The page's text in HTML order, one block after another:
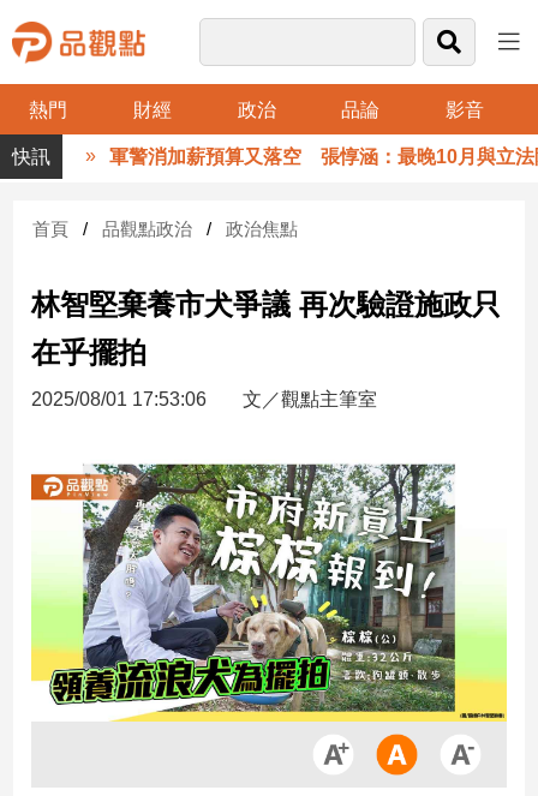
熱門 財經 政治 品論 影音
品
觀
財
台
財
新
產
經/
軍警消加薪預算又落空 張惇涵：最晚10月與立法院
首頁 品觀點政治 政治焦點
林智堅棄養市犬爭議 再次驗證施政只
在乎擺拍
2025/08/01 17:53:06 文／觀點主筆室